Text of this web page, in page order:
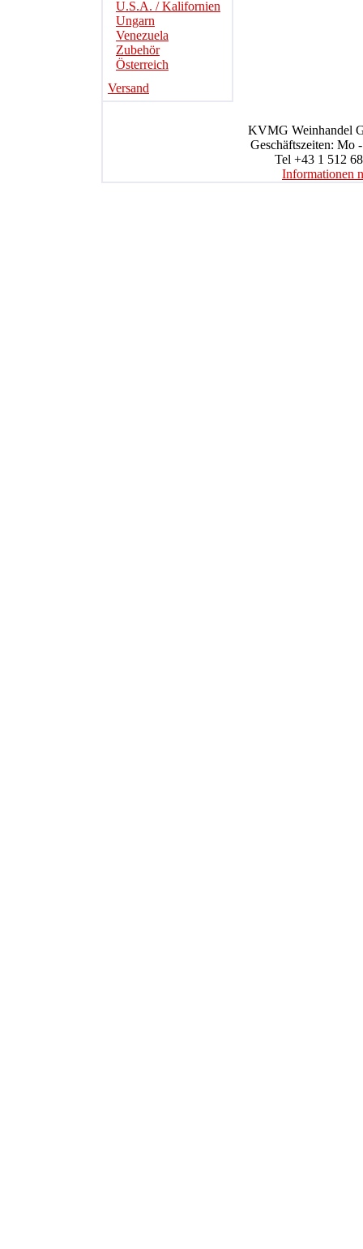
U.S.A. / Kalifornien
Ungarn
Venezuela
Zubehör
Österreich
Versand
KVMG Weinhandel
Geschäftszeiten: Mo
Tel +43 1 512
Informationen